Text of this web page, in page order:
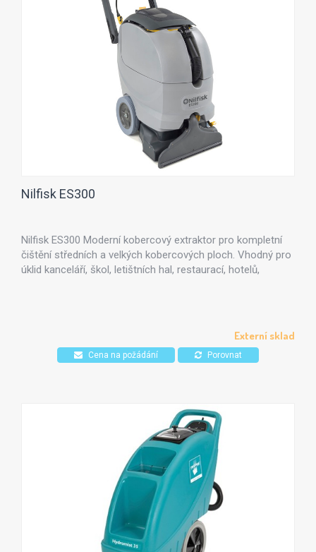
Nilfisk ES300
Nilfisk ES300 Moderní kobercový extraktor pro kompletní
čištění středních a velkých kobercových ploch. Vhodný pro
úklid kanceláří, škol, letištních hal, restaurací, hotelů,
Externí sklad
Cena na požádání Porovnat